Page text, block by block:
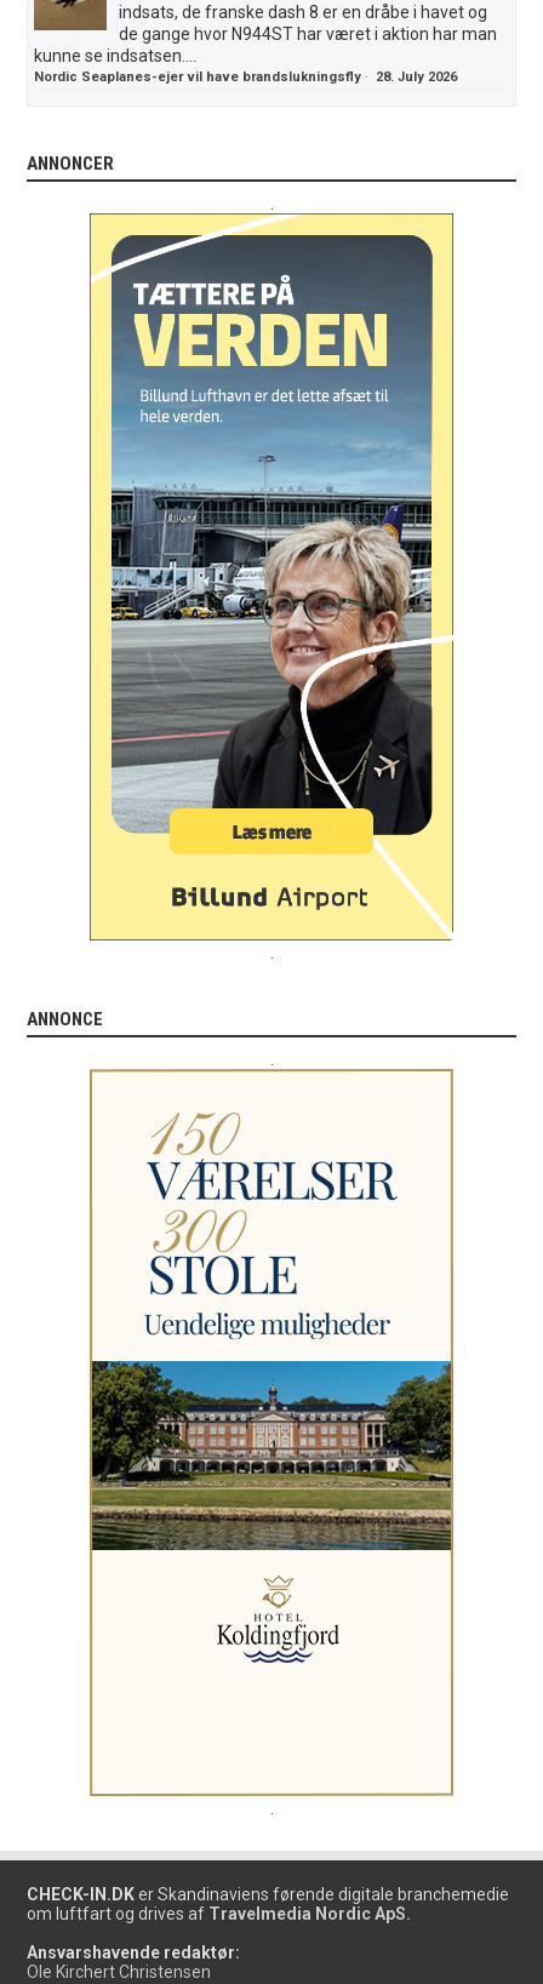
indsats, de franske dash 8 er en dråbe i havet og
de gange hvor N944ST har været i aktion har man
kunne se indsatsen....
Nordic Seaplanes-ejer vil have brandslukningsfly · 28. July 2026
ANNONCER
ANNONCE
CHECK-IN.DK er Skandinaviens førende digitale branchemedie
om luftfart og drives af Travelmedia Nordic ApS.
Ansvarshavende redaktør:
Ole Kirchert Christensen